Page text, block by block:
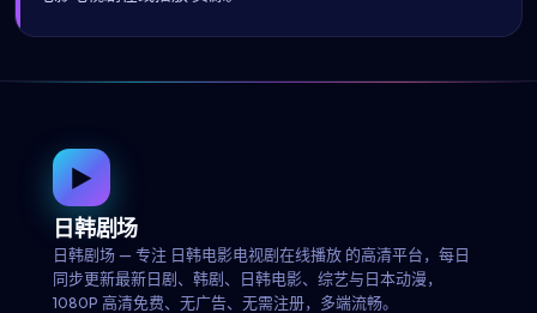
▶
日韩剧场
日韩剧场 — 专注 日韩电影电视剧在线播放 的高清平台，每日
同步更新最新日剧、韩剧、日韩电影、综艺与日本动漫，
1080P 高清免费、无广告、无需注册，多端流畅。